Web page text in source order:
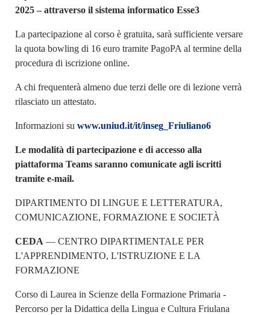
2025 – attraverso il sistema informatico Esse3
La partecipazione al corso è gratuita, sarà sufficiente versare
la quota bowling di 16 euro tramite PagoPA al termine della
procedura di iscrizione online.
A chi frequenterà almeno due terzi delle ore di lezione verrà
rilasciato un attestato.
Informazioni su www.uniud.it/it/inseg_Friuliano6
Le modalità di partecipazione e di accesso alla
piattaforma Teams saranno comunicate agli iscritti
tramite e-mail.
DIPARTIMENTO DI LINGUE E LETTERATURA,
COMUNICAZIONE, FORMAZIONE E SOCIETÀ
CEDA — CENTRO DIPARTIMENTALE PER
L'APPRENDIMENTO, L'ISTRUZIONE E LA
FORMAZIONE
Corso di Laurea in Scienze della Formazione Primaria -
Percorso per la Didattica della Lingua e Cultura Friulana